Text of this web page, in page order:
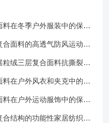
在冬季户外服装中的保暖
面料的高透气防风运动服
绒三层复合面料抗撕裂与
在户外风衣和夹克中的应
在户外运动服饰中的保暖
结构的功能性家居纺织品